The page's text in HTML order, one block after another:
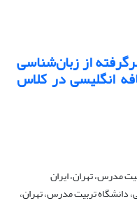
از زبان‌شناسی
انگلیسی در کلاس
مدرس، تهران، ایران
دانشگاه تربیت مدرس، تهران،